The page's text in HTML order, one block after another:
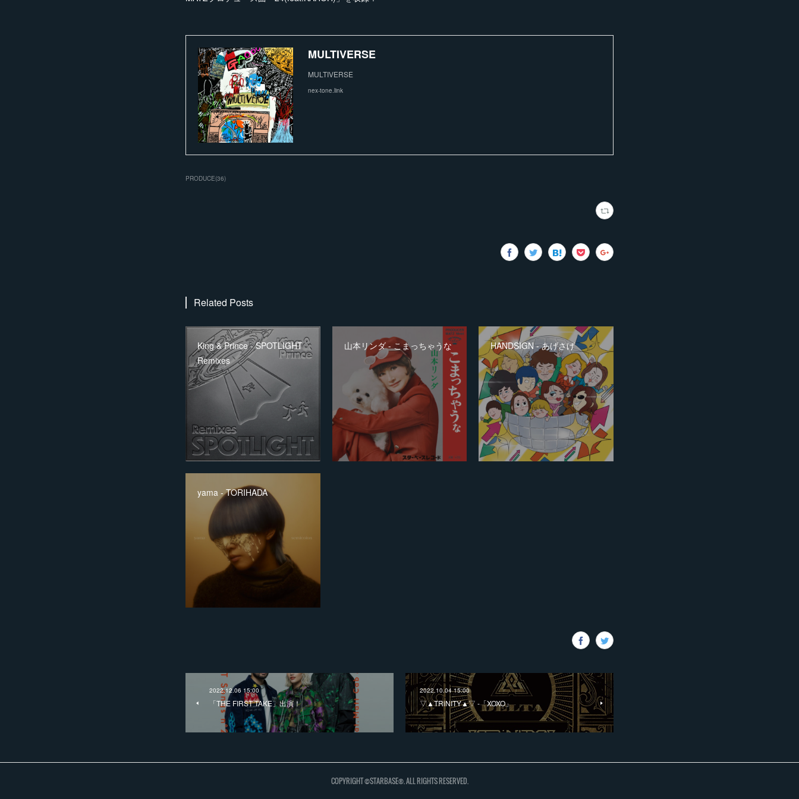
MULTIVERSE
MULTIVERSE
nex-tone.link
PRODUCE(36)
Related Posts
King & Prince - SPOTLIGHT
Remixes
山本リンダ - こまっちゃうな HANDSIGN - あげさげ
yama - TORIHADA
2022.12.06 15:00
「THE FIRST TAKE」出演！
2022.10.04 15:00
▽▲TRiNITY▲▽ -「XOXO」
COPYRIGHT ©STARBASE®. ALL RIGHTS RESERVED.